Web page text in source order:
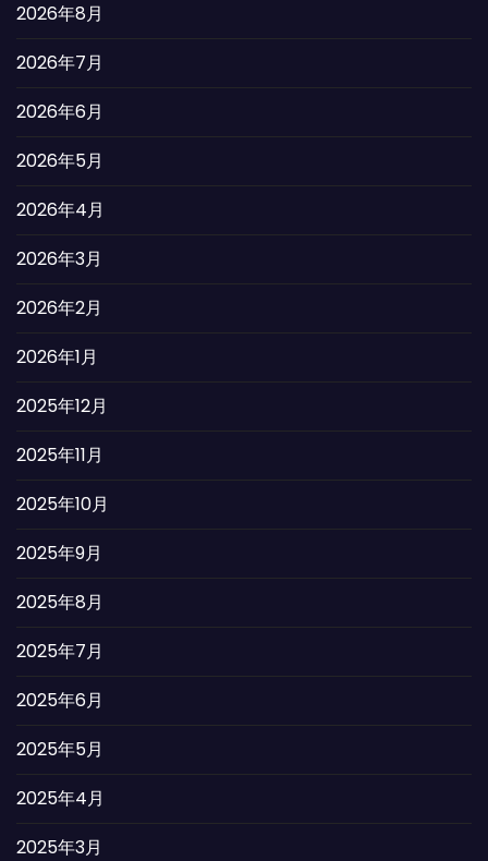
2026年8月
2026年7月
2026年6月
2026年5月
2026年4月
2026年3月
2026年2月
2026年1月
2025年12月
2025年11月
2025年10月
2025年9月
2025年8月
2025年7月
2025年6月
2025年5月
2025年4月
2025年3月